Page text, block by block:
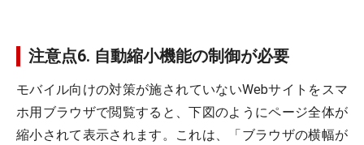
注意点6. 自動縮小機能の制御が必要
モバイル向けの対策が施されていないWebサイトをスマ
ホ用ブラウザで閲覧すると、下図のようにページ全体が
縮小されて表示されます。これは、「ブラウザの横幅が